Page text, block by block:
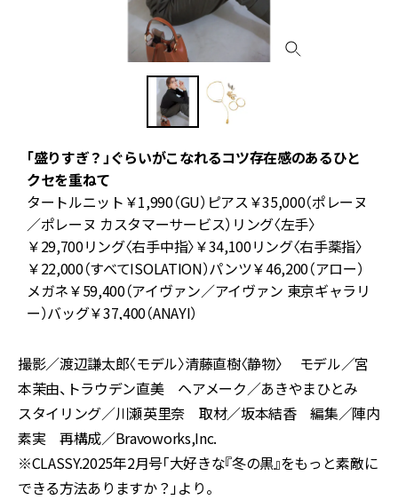
「盛りすぎ？」ぐらいがこなれるコツ存在感のあるひと
クセを重ねて
タートルニット￥1,990（GU）ピアス￥35,000（ポレーヌ
／ポレーヌ カスタマーサービス）リング〈左手〉
￥29,700リング〈右手中指〉￥34,100リング〈右手薬指〉
￥22,000（すべてISOLATION）パンツ￥46,200（アロー）
メガネ￥59,400（アイヴァン／アイヴァン 東京ギャラリ
ー）バッグ￥37,400（ANAYI）
撮影／渡辺謙太郎〈モデル〉清藤直樹〈静物〉 モデル／宮
本茉由、トラウデン直美 ヘアメーク／あきやまひとみ
スタイリング／川瀬英里奈 取材／坂本結香 編集／陣内
素実 再構成／Bravoworks,Inc.
※CLASSY.2025年2月号「大好きな『冬の黒』をもっと素敵に
できる方法ありますか？」より。